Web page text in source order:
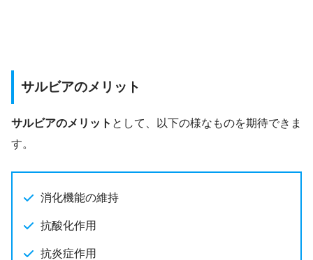
サルビアのメリット
サルビアのメリット として、以下の様なものを期待できま
す。
消化機能の維持
抗酸化作用
抗炎症作用